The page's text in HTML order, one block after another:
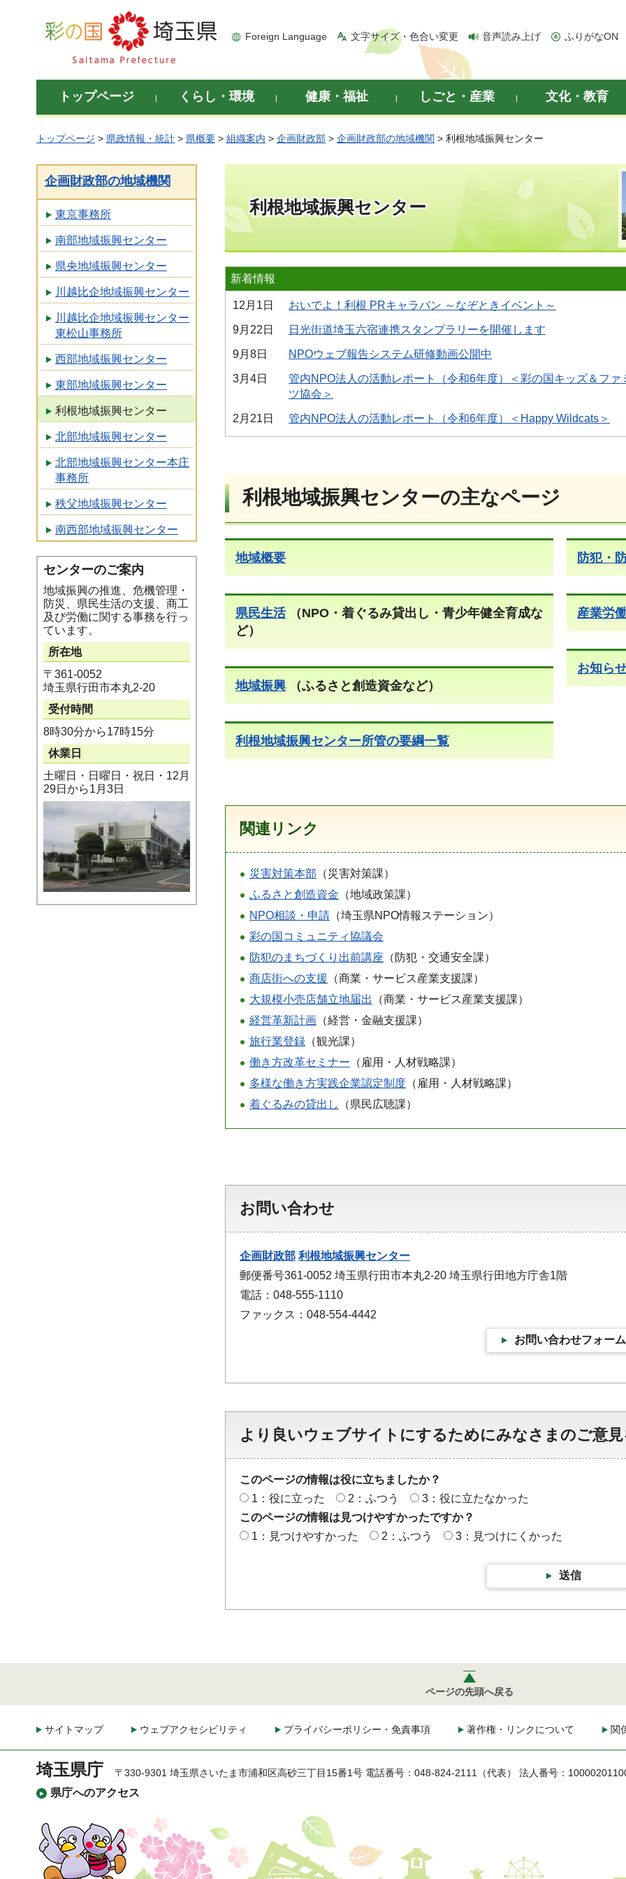
彩の国 埼玉県
Foreign Language 文字サイズ・色合い変更 音声読み上げ ふりがなON
トップページ くらし・環境 健康・福祉 しごと・産業 文化・教育
トップページ > 県政情報・統計 > 県概要 > 組織案内 > 企画財政部 > 企画財政部の地域機関 > 利根地域振興センター
企画財政部の地域機関
東京事務所
南部地域振興センター
県央地域振興センター
川越比企地域振興センター
川越比企地域振興センター
東松山事務所
西部地域振興センター
東部地域振興センター
利根地域振興センター
北部地域振興センター
北部地域振興センター本庄
事務所
秩父地域振興センター
南西部地域振興センター
センターのご案内
地域振興の推進、危機管理・
防災、県民生活の支援、商工
及び労働に関する事務を行っ
ています。
所在地
〒361-0052
埼玉県行田市本丸2-20
受付時間
8時30分から17時15分
休業日
土曜日・日曜日・祝日・12月
29日から1月3日
利根地域振興センター
新着情報
12月1日 おいでよ！利根 PRキャラバン ～なぞときイベント～
9月22日 日光街道埼玉六宿連携スタンプラリーを開催します
9月8日 NPOウェブ報告システム研修動画公開中
3月4日
管内NPO法人の活動レポート（令和6年度）＜彩の国キッズ＆ファ
ツ協会＞
2月21日 管内NPO法人の活動レポート（令和6年度）＜Happy Wildcats＞
利根地域振興センターの主なページ
地域概要
県民生活（NPO・着ぐるみ貸出し・青少年健全育成な
ど）
地域振興 （ふるさと創造資金など）
利根地域振興センター所管の要綱一覧
防犯・
産業労
お知ら
関連リンク
災害対策本部 （災害対策課）
ふるさと創造資金 （地域政策課）
NPO相談・申請 （埼玉県NPO情報ステーション）
彩の国コミュニティ協議会
防犯のまちづくり出前講座 （防犯・交通安全課）
商店街への支援 （商業・サービス産業支援課）
大規模小売店舗立地届出
（商業・サービス産業支援課）
経営革新計画 （経営・金融支援課）
旅行業登録 （観光課）
働き方改革セミナー （雇用・人材戦略課）
多様な働き方実践企業認定制度 （雇用・人材戦略課）
着ぐるみの貸出し （県民広聴課）
お問い合わせ
企画財政部 利根地域振興センター
郵便番号361-0052 埼玉県行田市本丸2-20 埼玉県行田地方庁舎1階
電話：048-555-1110
ファックス：048-554-4442
お問い合わせフォーム
より良いウェブサイトにするためにみなさまのご意
このページの情報は役に立ちましたか？
1：役に立った
2：ふつう
3：役に立たなかった
このページの情報は見つけやすかったですか？
1：見つけやすかった
2：ふつう 3：見つけにくかった
送信
ページの先頭へ戻る
サイトマップ ウェブアクセシビリティ プライバシーポリシー・免責事項 著作権・リンクについて 関
埼玉県庁
県庁へのアクセス
〒330-9301 埼玉県さいたま市浦和区高砂三丁目15番1号 電話番号：048-824-2111（代表） 法人番号：